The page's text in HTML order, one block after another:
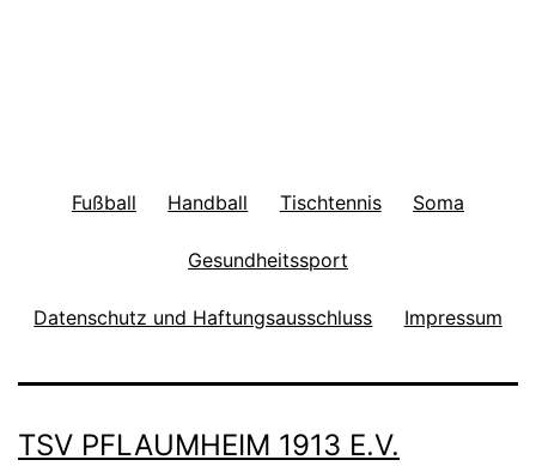
Fußball Handball Tischtennis Soma
Gesundheitssport
Datenschutz und Haftungsausschluss Impressum
TSV PFLAUMHEIM 1913 E.V.